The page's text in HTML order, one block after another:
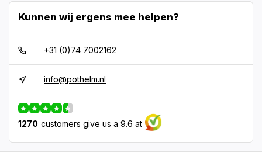
Kunnen wij ergens mee helpen?
+31 (0)74 7002162
info@pothelm.nl
1270 customers give us a 9.6 at